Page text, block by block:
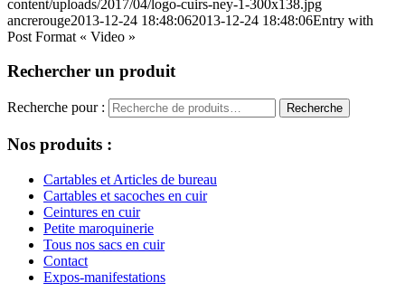
content/uploads/2017/04/logo-cuirs-ney-1-300x138.jpg
ancrerouge2013-12-24 18:48:062013-12-24 18:48:06Entry with
Post Format « Video »
Rechercher un produit
Recherche pour : Recherche
Nos produits :
Cartables et Articles de bureau
Cartables et sacoches en cuir
Ceintures en cuir
Petite maroquinerie
Tous nos sacs en cuir
Contact
Expos-manifestations